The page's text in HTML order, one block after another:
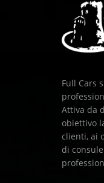
Full Cars
Attiva da
obiettivo
clienti, ai
di